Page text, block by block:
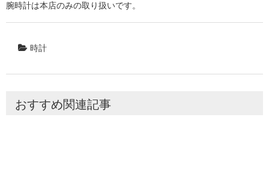
腕時計は本店のみの取り扱いです。
時計
おすすめ関連記事